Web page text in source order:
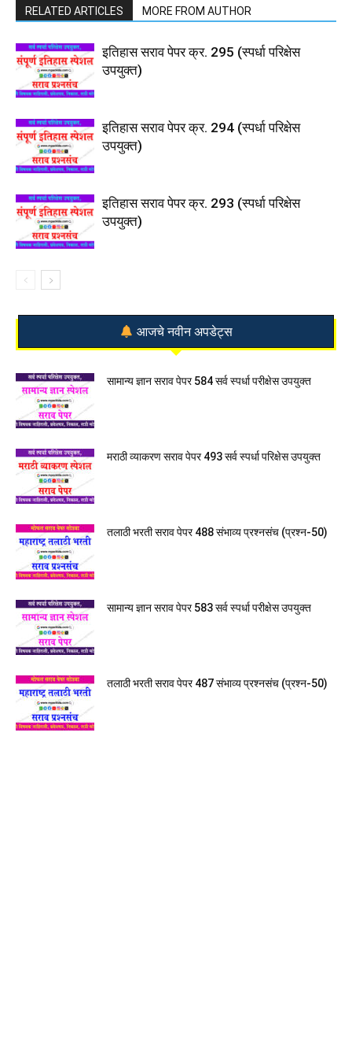
RELATED ARTICLES MORE FROM AUTHOR
इतिहास सराव पेपर क्र. 295 (स्पर्धा परिक्षेस
उपयुक्त)
इतिहास सराव पेपर क्र. 294 (स्पर्धा परिक्षेस
उपयुक्त)
इतिहास सराव पेपर क्र. 293 (स्पर्धा परिक्षेस
उपयुक्त)
आजचे नवीन अपडेट्स
सामान्य ज्ञान सराव पेपर 584 सर्व स्पर्धा परीक्षेस उपयुक्त
मराठी व्याकरण सराव पेपर 493 सर्व स्पर्धा परिक्षेस उपयुक्त
तलाठी भरती सराव पेपर 488 संभाव्य प्रश्नसंच (प्रश्न-50)
सामान्य ज्ञान सराव पेपर 583 सर्व स्पर्धा परीक्षेस उपयुक्त
तलाठी भरती सराव पेपर 487 संभाव्य प्रश्नसंच (प्रश्न-50)